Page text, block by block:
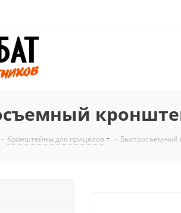
- Кронштейны для прицелов - Быстросъемный